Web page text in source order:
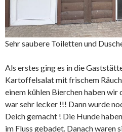
Sehr saubere Toiletten und
Als erstes ging es in die
Kartoffelsalat mit frischem
einem kühlen Bierchen haben wir
war sehr lecker !!! Dann wurde
Deich gemacht ! Die Hunde
im Fluss gebadet. Danach waren